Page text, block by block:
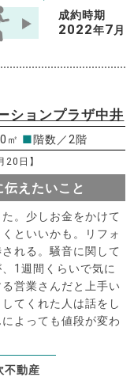
成約時期
2022年7 月
ションプラザ中井
㎡ ■階数／2階
20日】
えたいこと
。少しお金をかけて
といいかも。リフォ
れる。騒音に関して
1週間くらいで気に
営業さんだと上手い
てくれた人は話をし
よっても値段が変わ
不動産